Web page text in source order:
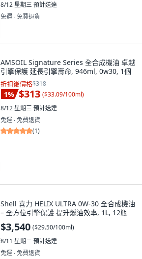
8/12 星期三預計送達
免運 ∙ 免費退貨
AMSOIL Signature Series 全合成機油 卓越
引擎保護 延長引擎壽命, 946ml, 0w30, 1個
折扣後價格$318
1% $313 ($33.09/100ml)
8/12 星期三預計送達
免運 ∙ 免費退貨
(1)
Shell 喜力 HELIX ULTRA 0W-30 全合成機油
– 全方位引擎保護 提升燃油效率, 1L, 12瓶
$3,540 ($29.50/100ml)
8/11 星期二預計送達
免運 ∙ 免費退貨